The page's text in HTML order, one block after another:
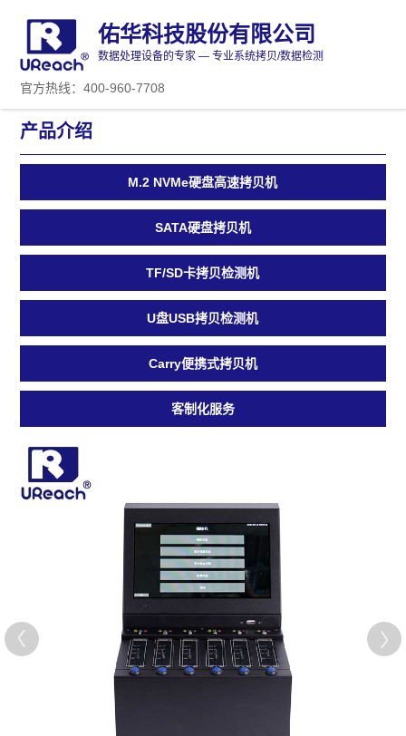
佑华科技股份有限公司
数据处理设备的专家 — 专业系统拷贝/数据检测
官方热线：400-960-7708
产品介绍
M.2 NVMe硬盘高速拷贝机
SATA硬盘拷贝机
TF/SD卡拷贝检测机
U盘USB拷贝检测机
Carry便携式拷贝机
客制化服务